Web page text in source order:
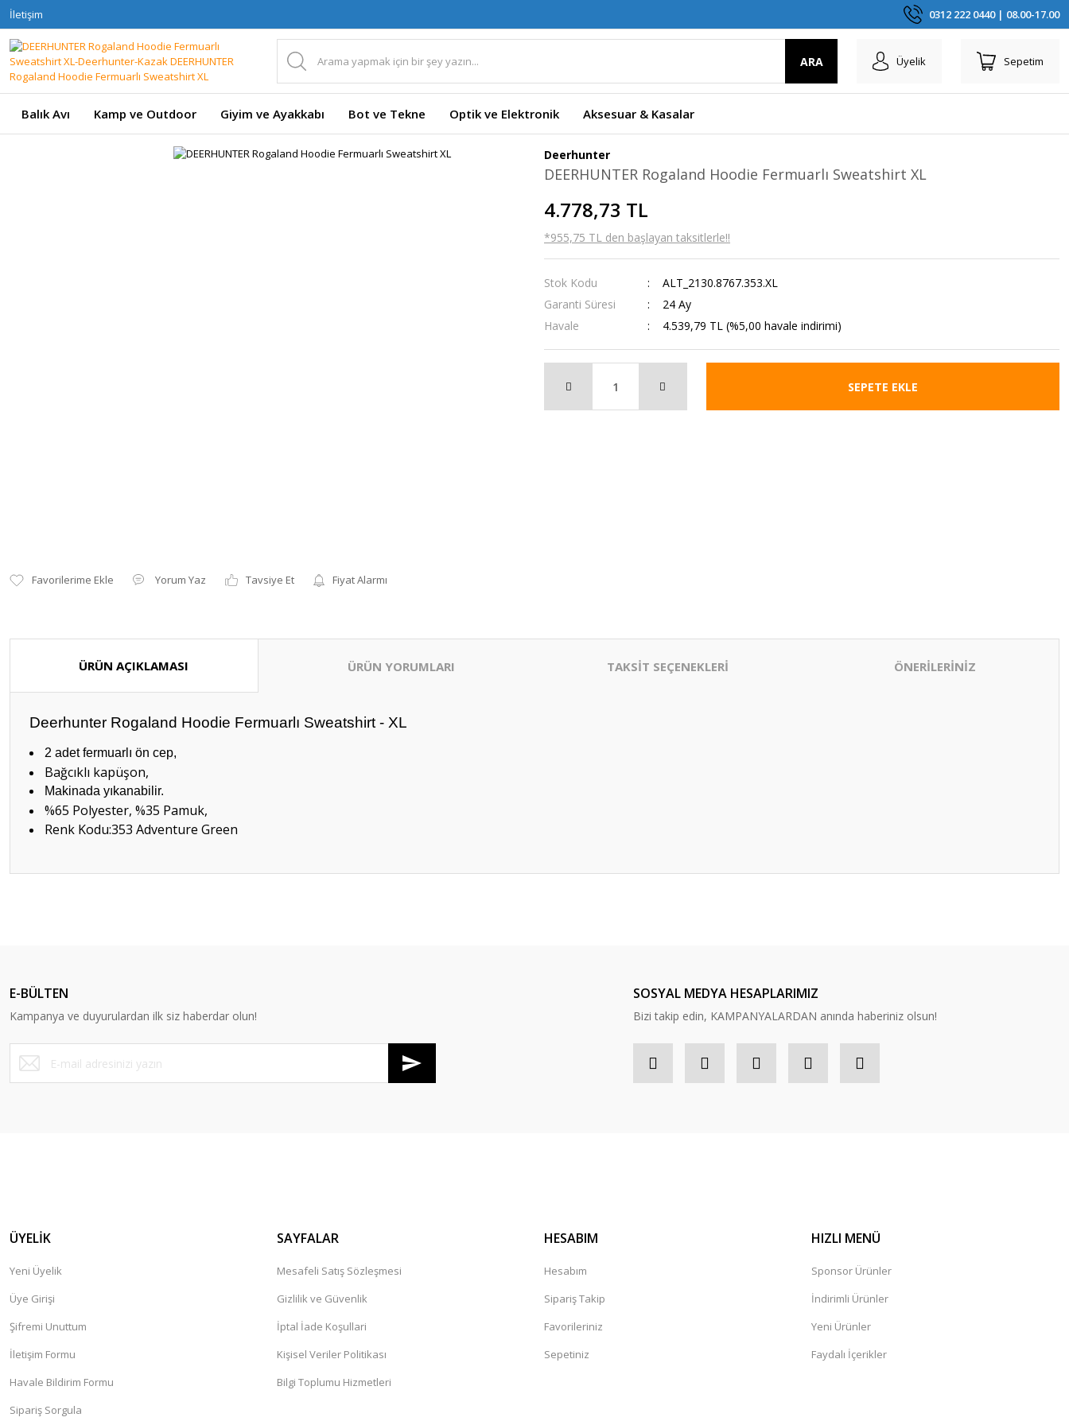
İletişim 0312 222 0440 | 08.00-17.00
ARA Üyelik Sepetim
Balık Avı Kamp ve Outdoor Giyim ve Ayakkabı Bot ve Tekne Optik ve Elektronik Aksesuar & Kasalar
Yorum Yaz Tavsiye Et Fiyat Alarmı
Deerhunter
DEERHUNTER Rogaland Hoodie Fermuarlı Sweatshirt XL
4.778,73 TL
*955,75 TL den başlayan taksitlerle!!
Stok Kodu
ALT_2130.8767.353.XL
Garanti Süresi
24 Ay
Havale
4.539,79 TL (%5,00 havale indirimi)
SEPETE EKLE
ÜRÜN AÇIKLAMASI ÜRÜN YORUMLARI TAKSİT SEÇENEKLERİ ÖNERİLERİNİZ
Deerhunter Rogaland Hoodie Fermuarlı Sweatshirt - XL
2 adet fermuarlı ön cep,
Bağcıklı kapüşon,
Makinada yıkanabilir.
%65 Polyester, %35 Pamuk,
Renk Kodu:353 Adventure Green
Ürün bilgilerinde hatalar bulunuyor.
Ürün fiyatı diğer sitelerden daha pahalı.
Bu ürüne benzer farklı alternatifler olmalı.
E-BÜLTEN
Kampanya ve duyurulardan ilk siz haberdar olun!
SOSYAL MEDYA HESAPLARIMIZ
Bizi takip edin, KAMPANYALARDAN anında haberiniz olsun!
ÜYELİK
Yeni Üyelik
Üye Girişi
Şifremi Unuttum
İletişim Formu
Havale Bildirim Formu
Sipariş Sorgula
SAYFALAR
Mesafeli Satış Sözleşmesi
Gizlilik ve Güvenlik
İptal İade Koşullari
Kişisel Veriler Politikası
Bilgi Toplumu Hizmetleri
HESABIM
Hesabım
Sipariş Takip
Favorileriniz
Sepetiniz
HIZLI MENÜ
Sponsor Ürünler
İndirimli Ürünler
Yeni Ürünler
Faydalı İçerikler